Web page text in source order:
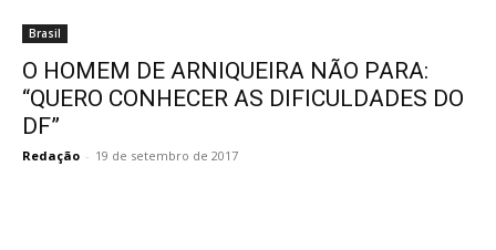
Brasil
O HOMEM DE ARNIQUEIRA NÃO PARA:
“QUERO CONHECER AS DIFICULDADES DO
DF”
Redação - 19 de setembro de 2017